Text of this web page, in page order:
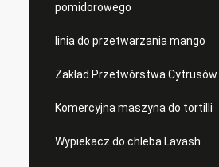
pomidorowego
linia do przetwarzania mango
Zakład Przetwórstwa Cytrusów
Komercyjna maszyna do tortilli
Wypiekacz do chleba Lavash